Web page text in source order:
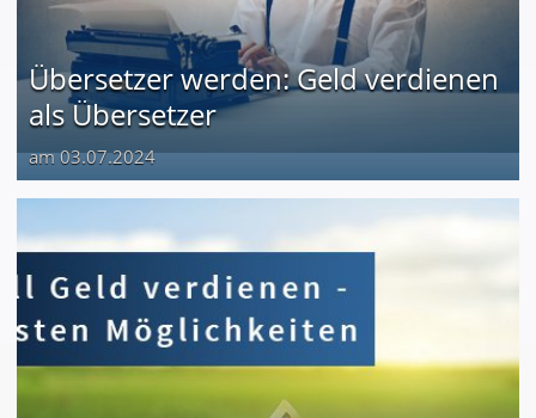
Übersetzer werden: Geld verdienen
als Übersetzer
am 03.07.2024